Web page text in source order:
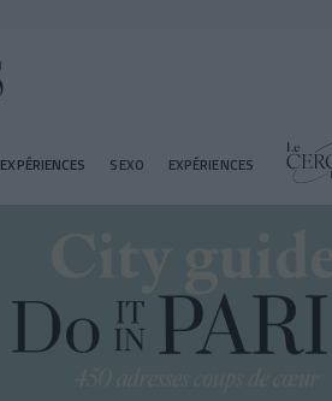
EXPÉRIENCES SEXO EXPÉRIENCES